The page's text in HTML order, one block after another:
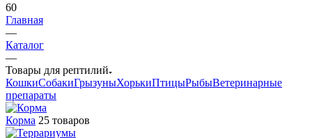
60
Главная
—
Каталог
—
Товары для рептилий
КошкиСобакиГрызуныХорькиПтицыРыбыВетеринарные
препараты
Корма 25 товаров